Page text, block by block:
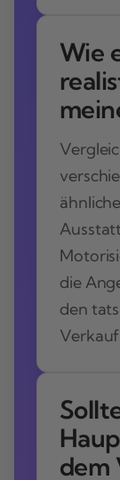
Wie
die
den
dem